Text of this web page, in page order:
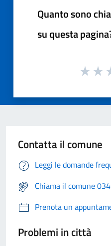
Quanto sono
su questa
Contatta il comune
Leggi le domande
Chiama il comune
Prenota un
Problemi in città